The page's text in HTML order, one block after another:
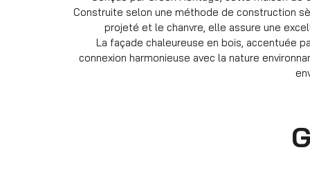
Construite selon une méthode de construction
projeté et le chanvre, elle assure une
La façade chaleureuse en bois, accentuée
connexion harmonieuse avec la nature